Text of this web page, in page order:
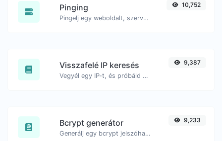
Pinging
Pingelj egy weboldalt, szervert vagy portot.
10,752
Visszafelé IP keresés
Vegyél egy IP-t, és próbáld meg keresni a hozzá kapcsolódó domaint/hostot.
9,387
Bcrypt generátor
Generálj egy bcrypt jelszóhash-t bármilyen szöveges bemenethez.
9,233